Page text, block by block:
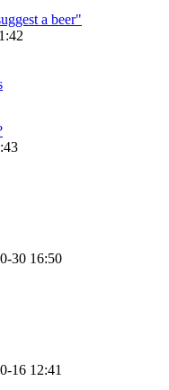
a beer"
30 16:50
16 12:41